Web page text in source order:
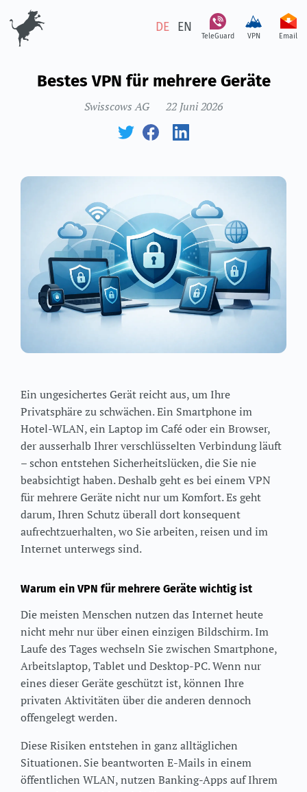
DE EN
TeleGuard VPN Email
Bestes VPN für mehrere Geräte
Swisscows AG 22 Juni 2026
Ein ungesichertes Gerät reicht aus, um Ihre
Privatsphäre zu schwächen. Ein Smartphone im
Hotel-WLAN, ein Laptop im Café oder ein Browser,
der ausserhalb Ihrer verschlüsselten Verbindung läuft
– schon entstehen Sicherheitslücken, die Sie nie
beabsichtigt haben. Deshalb geht es bei einem VPN
für mehrere Geräte nicht nur um Komfort. Es geht
darum, Ihren Schutz überall dort konsequent
aufrechtzuerhalten, wo Sie arbeiten, reisen und im
Internet unterwegs sind.
Warum ein VPN für mehrere Geräte wichtig ist
Die meisten Menschen nutzen das Internet heute
nicht mehr nur über einen einzigen Bildschirm. Im
Laufe des Tages wechseln Sie zwischen Smartphone,
Arbeitslaptop, Tablet und Desktop-PC. Wenn nur
eines dieser Geräte geschützt ist, können Ihre
privaten Aktivitäten über die anderen dennoch
offengelegt werden.
Diese Risiken entstehen in ganz alltäglichen
Situationen. Sie beantworten E-Mails in einem
öffentlichen WLAN, nutzen Banking-Apps auf Ihrem